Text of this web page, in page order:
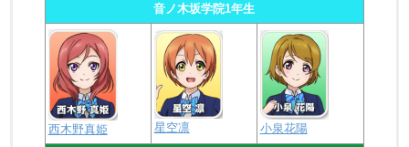
音ノ木坂学院1年生
西木野真姫 星空凛 小泉花陽